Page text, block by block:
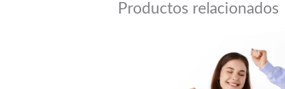
Productos relacionados